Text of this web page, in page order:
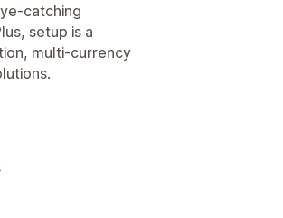
catching
setup is a
multi-currency